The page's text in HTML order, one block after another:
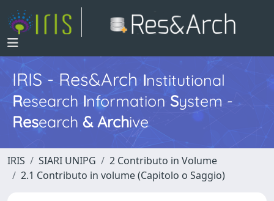
IRIS - Res&ArchInstitutional
Research InformationSystem -
Research & Archive
IRIS SIARI UNIPG
2 Contributo in Volume
2.1 Contributo in volume (Capitolo o Saggio)